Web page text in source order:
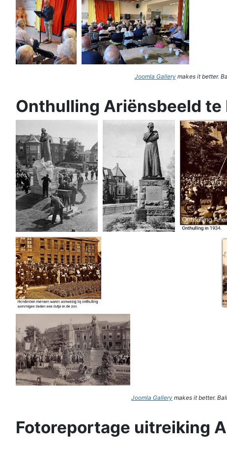
Joomla Gallerymakes it better.
Onthulling Ariënsbeeld te
Joomla Gallery makes it better.
Fotoreportage uitreiking